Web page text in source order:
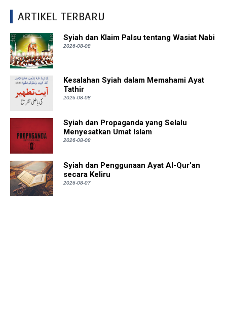
ARTIKEL TERBARU
Syiah dan Klaim Palsu tentang Wasiat Nabi
2026-08-08
Kesalahan Syiah dalam Memahami Ayat
Tathir
2026-08-08
Syiah dan Propaganda yang Selalu
Menyesatkan Umat Islam
2026-08-08
Syiah dan Penggunaan Ayat Al-Qur'an
secara Keliru
2026-08-07